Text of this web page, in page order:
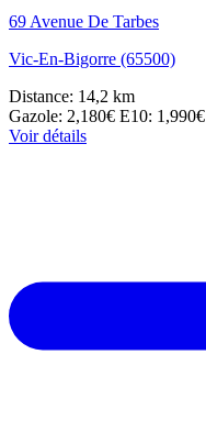
69 Avenue De Tarbes
Vic-En-Bigorre (65500)
Distance: 14,2 km
Gazole: 2,180€ E10: 1,990€
Voir détails